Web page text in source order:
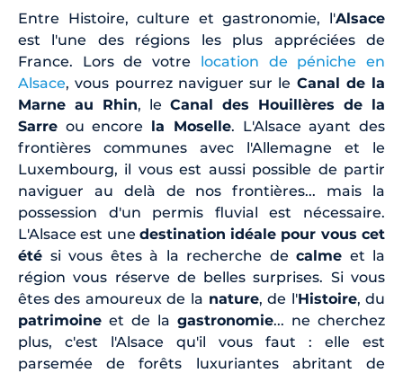
Entre Histoire, culture et gastronomie, l'Alsace
est l'une des régions les plus appréciées de
France. Lors de votre location de péniche en
Alsace, vous pourrez naviguer sur le Canal de la
Marne au Rhin, le Canal des Houillères de la
Sarre ou encore la Moselle. L'Alsace ayant des
frontières communes avec l'Allemagne et le
Luxembourg, il vous est aussi possible de partir
naviguer au delà de nos frontières... mais la
possession d'un permis fluvial est nécessaire.
L'Alsace est une destination idéale pour vous cet
été si vous êtes à la recherche de calme et la
région vous réserve de belles surprises. Si vous
êtes des amoureux de la nature, de l'Histoire, du
patrimoine et de la gastronomie... ne cherchez
plus, c'est l'Alsace qu'il vous faut : elle est
parsemée de forêts luxuriantes abritant de